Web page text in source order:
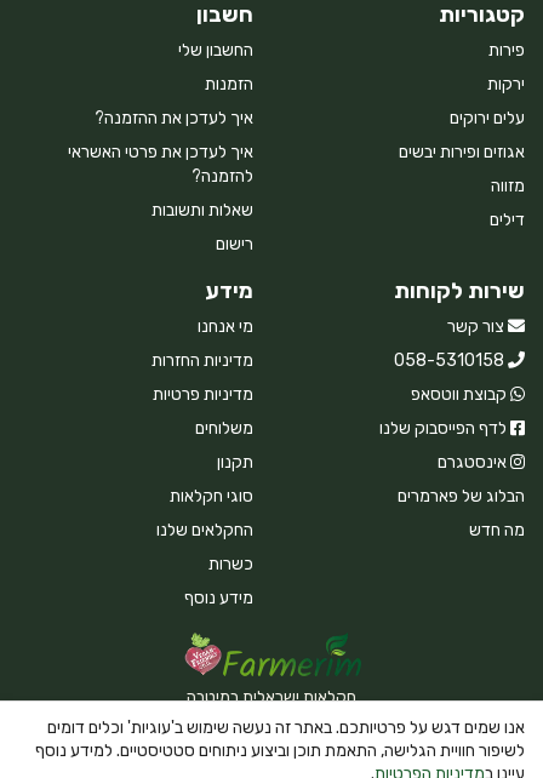
קטגוריות
פירות
ירקות
עלים ירוקים
אגוזים ופירות יבשים
מזווה
דילים
חשבון
החשבון שלי
הזמנות
איך לעדכן את ההזמנה?
איך לעדכן את פרטי האשראי
להזמנה?
שאלות ותשובות
רישום
שירות לקוחות
צור קשר
058-5310158
קבוצת ווטסאפ
לדף הפייסבוק שלנו
אינסטגרם
הבלוג של פארמרים
מה חדש
מידע
מי אנחנו
מדיניות החזרות
מדיניות פרטיות
משלוחים
תקנון
סוגי חקלאות
החקלאים שלנו
כשרות
מידע נוסף
חקלאות ישראלית במיטבה
אנו שמים דגש על פרטיותכם. באתר זה נעשה שימוש ב'עוגיות' וכלים דומים
לשיפור חוויית הגלישה, התאמת תוכן וביצוע ניתוחים סטטיסטיים. למידע נוסף
עיינו במדיניות הפרטיות.